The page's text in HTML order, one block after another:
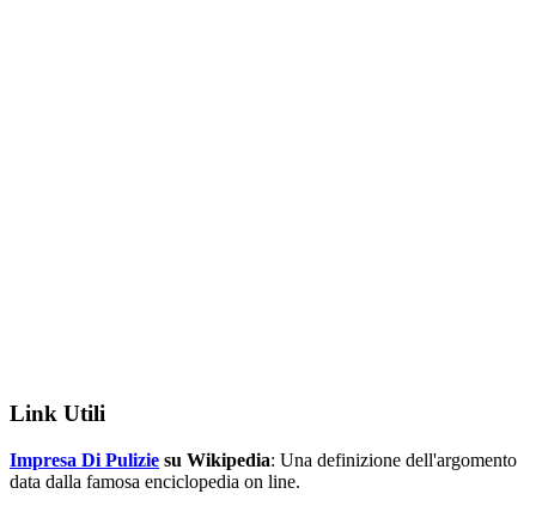
Link Utili
Impresa Di Pulizie su Wikipedia: Una definizione dell'argomento
data dalla famosa enciclopedia on line.